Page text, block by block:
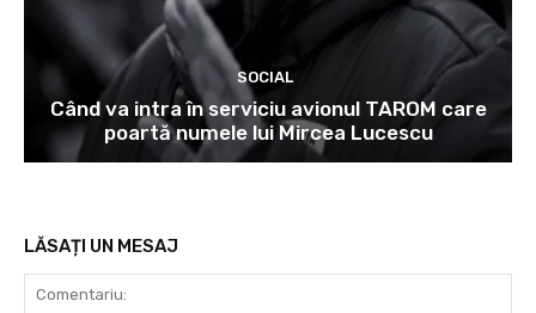
SOCIAL
Când va intra în serviciu avionul TAROM care
poartă numele lui Mircea Lucescu
LĂSAȚI UN MESAJ